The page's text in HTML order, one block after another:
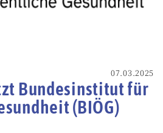
07.03.2025
Bundesinstitut für
(BIÖG)